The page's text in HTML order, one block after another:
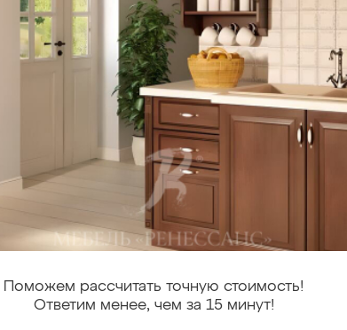
Поможем рассчитать точную стоимость!
Ответим менее, чем за 15 минут!